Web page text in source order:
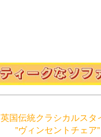
英国伝統クラシカルスタ
”ヴィンセントチェア”